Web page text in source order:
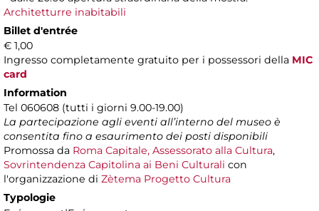
Architetturre inabitabili
Billet d'entrée
€ 1,00
Ingresso completamente gratuito per i possessori della MIC
card
Information
Tel 060608 (tutti i giorni 9.00-19.00)
La partecipazione agli eventi all’interno del museo è
consentita fino a esaurimento dei posti disponibili
Promossa da Roma Capitale, Assessorato alla Cultura,
Sovrintendenza Capitolina ai Beni Culturali con
l'organizzazione di Zètema Progetto Cultura
Typologie